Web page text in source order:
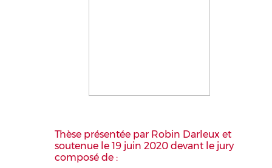
Thèse présentée par Robin Darleux et
soutenue le 19 juin 2020 devant le jury
composé de :